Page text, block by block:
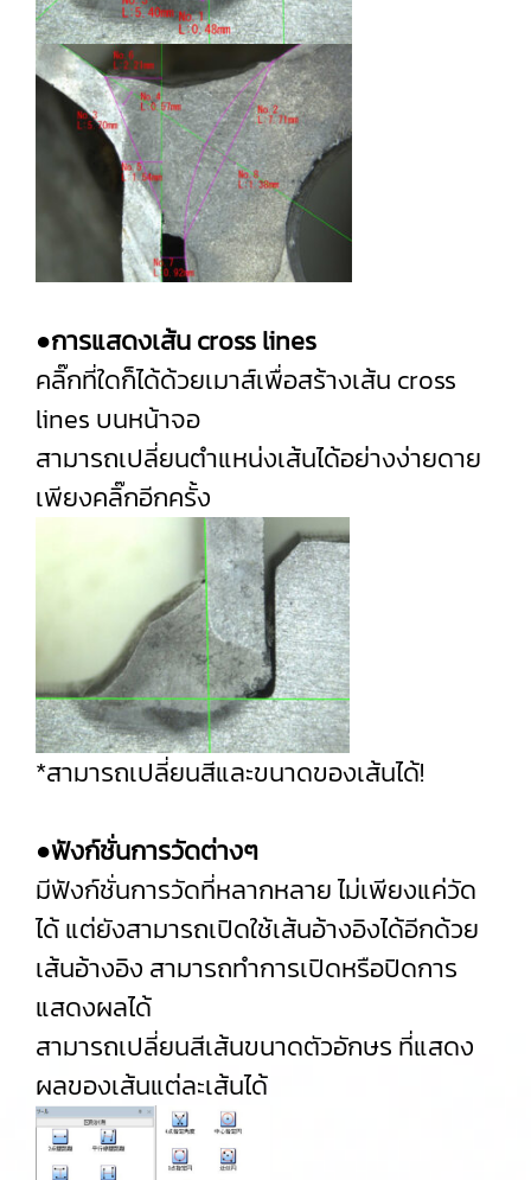
●การแสดงเส้น cross lines
คลิ๊กที่ใดก็ได้ด้วยเมาส์เพื่อสร้างเส้น cross
lines บนหน้าจอ
สามารถเปลี่ยนตำแหน่งเส้นได้อย่างง่ายดาย
เพียงคลิ๊กอีกครั้ง
*สามารถเปลี่ยนสีและขนาดของเส้นได้!
●ฟังก์ชั่นการวัดต่างๆ
มีฟังก์ชั่นการวัดที่หลากหลาย ไม่เพียงแค่วัด
ได้ แต่ยังสามารถเปิดใช้เส้นอ้างอิงได้อีกด้วย
เส้นอ้างอิง สามารถทำการเปิดหรือปิดการ
แสดงผลได้
สามารถเปลี่ยนสีเส้นขนาดตัวอักษร ที่แสดง
ผลของเส้นแต่ละเส้นได้